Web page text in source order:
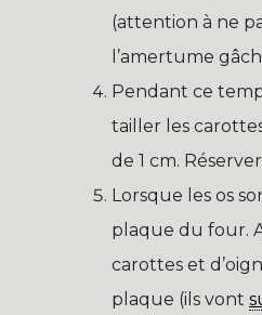
(attention à ne
l’amertume
Pendant ce
tailler les
de 1 cm.
Lorsque les os
plaque du four.
carottes et
plaque (ils vont